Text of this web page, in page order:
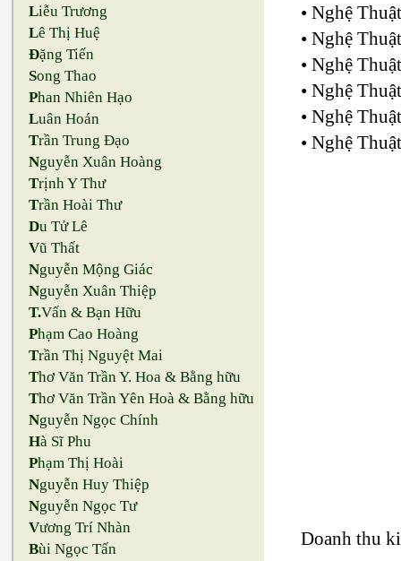
Liễu Trương
Lê Thị Huệ
Đặng Tiến
Song Thao
Phan Nhiên Hạo
Luân Hoán
Trần Trung Đạo
Nguyễn Xuân Hoàng
Trịnh Y Thư
Trần Hoài Thư
Du Tử Lê
Vũ Thất
Nguyễn Mộng Giác
Nguyễn Xuân Thiệp
T.Vấn & Bạn Hữu
Phạm Cao Hoàng
Trần Thị Nguyệt Mai
Thơ Văn Trần Y. Hoa & Bằng hữu
Thơ Văn Trần Yên Hoà & Bằng hữu
Nguyễn Ngọc Chính
Hà Sĩ Phu
Phạm Thị Hoài
Nguyễn Huy Thiệp
Nguyễn Ngọc Tư
Vương Trí Nhàn
Bùi Ngọc Tấn
• Nghệ
• Nghệ
• Nghệ
• Nghệ
• Nghệ
• Nghệ
Doanh thu